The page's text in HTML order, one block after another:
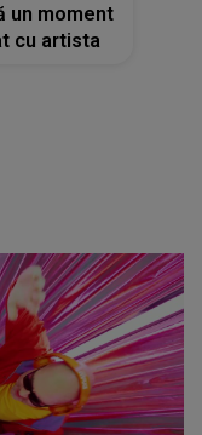
un moment
cu artista